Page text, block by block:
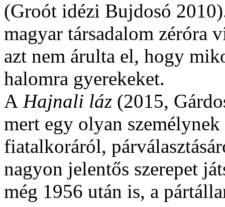
(Groót idézi Bujdosó
magyar társadalom zéróra
azt nem árulta el, hogy
halomra gyerekeket.
A Hajnali láz (2015,
mert egy olyan
fiatalkoráról,
nagyon jelentős szerepet
még 1956 után is, a